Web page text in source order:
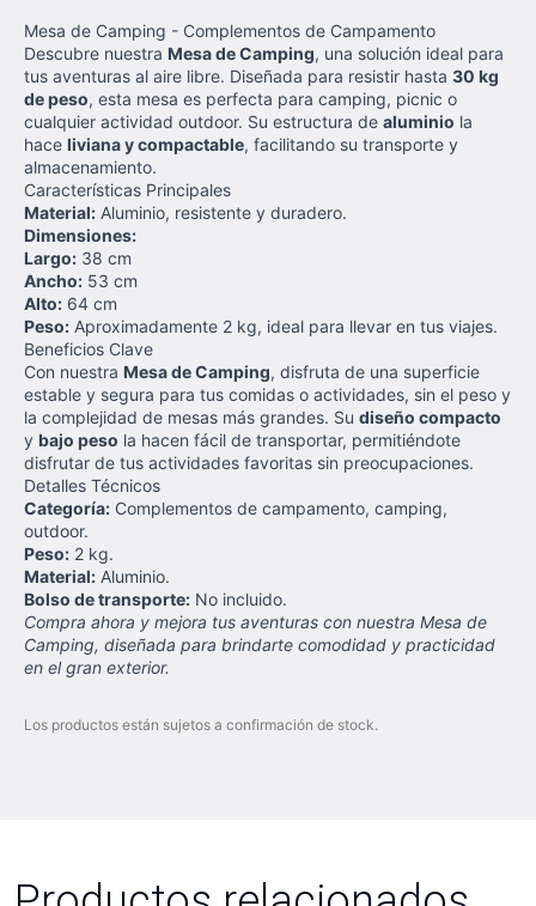
Mesa de Camping - Complementos de Campamento
Descubre nuestra Mesa de Camping, una solución ideal para
tus aventuras al aire libre. Diseñada para resistir hasta 30 kg
de peso, esta mesa es perfecta para camping, picnic o
cualquier actividad outdoor. Su estructura de aluminio la
hace liviana y compactable, facilitando su transporte y
almacenamiento.
Características Principales
Material: Aluminio, resistente y duradero.
Dimensiones:
Largo: 38 cm
Ancho: 53 cm
Alto: 64 cm
Peso: Aproximadamente 2 kg, ideal para llevar en tus viajes.
Beneficios Clave
Con nuestra Mesa de Camping, disfruta de una superficie
estable y segura para tus comidas o actividades, sin el peso y
la complejidad de mesas más grandes. Su diseño compacto
y bajo peso la hacen fácil de transportar, permitiéndote
disfrutar de tus actividades favoritas sin preocupaciones.
Detalles Técnicos
Categoría: Complementos de campamento, camping,
outdoor.
Peso: 2 kg.
Material: Aluminio.
Bolso de transporte: No incluido.
Compra ahora y mejora tus aventuras con nuestra Mesa de
Camping, diseñada para brindarte comodidad y practicidad
en el gran exterior.
Los productos están sujetos a confirmación de stock.